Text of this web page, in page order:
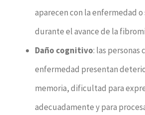
aparecen con la enfermedad
durante el avance de la
Daño cognitivo: las personas
enfermedad presentan
memoria, dificultad para
adecuadamente y para